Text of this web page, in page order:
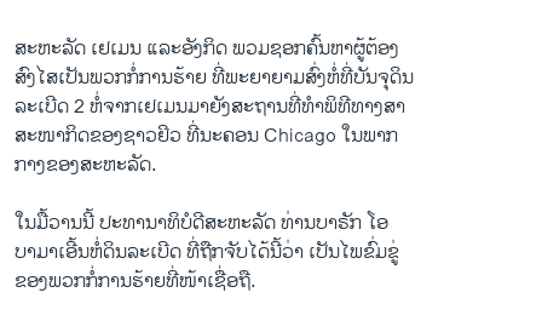
ລາຍງານ
ຕິດຕາມພວກເຮົາ ທີ່
ພາສາຕ່າງໆ
ສະຫະລັດ ເຢເມນ ແລະອັງກິດ ພວມຊອກຄົ້ນຫາຜູ້ຕ້ອງ
ສົງໄສເປັນພວກກໍ່ການຮ້າຍ ທີ່ພະຍາຍາມສົ່ງຫໍ່ທີ່ບັນຈຸດິນ
ລະເບີດ 2 ຫໍ່ຈາກເຢເມນມາຍັງສະຖານທີ່ທຳພິທີທາງສາ
ສະໜາກິດຂອງຊາວຢິວ ທີ່ນະຄອນ Chicago ໃນພາກ
ກາງຂອງສະຫະລັດ.
ໃນມື້ວານນີ້ ປະທານາທິບໍດີສະຫະລັດ ທ່ານບາຣັກ ໂອ
ບາມາເອີ້ນຫໍ່ດິນລະເບີດ ທີ່ຖືກຈັບໄດ້ນີ້ວ່າ ເປັນໄພຂົ່ມຂູ່
ຂອງພວກກໍ່ການຮ້າຍທີ່ໜ້າເຊື່ອຖື.